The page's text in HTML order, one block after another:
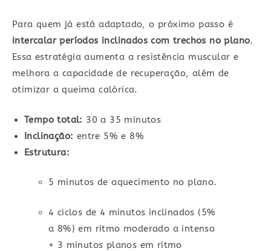
Para quem já está adaptado, o próximo passo é
intercalar períodos inclinados com trechos no plano.
Essa estratégia aumenta a resistência muscular e
melhora a capacidade de recuperação, além de
otimizar a queima calórica.
Tempo total: 30 a 35 minutos
Inclinação: entre 5% e 8%
Estrutura:
5 minutos de aquecimento no plano.
4 ciclos de 4 minutos inclinados (5%
a 8%) em ritmo moderado a intenso
+ 3 minutos planos em ritmo